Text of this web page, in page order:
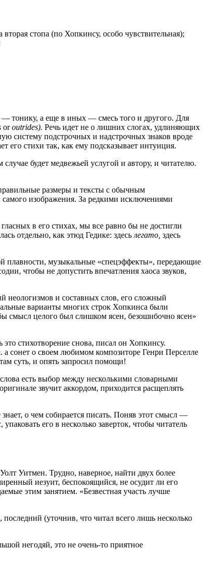
стопа (по Хопкинсу, особо чувствительная);
тонику, а еще в иных — смесь того и другого. Для
oroutrides). Речь идет не о лишних слогах, удлиняющих
систему подстрочных и надстрочных знаков вроде
его стихи так, как ему подсказывает интуиция.
будет медвежьей услугой и автору, и читателю.
размеры и тексты с обычным
изображения. За редкими исключениями
в его стихах, мы все равно бы не достигли
отдельно, как этюд Гедике: здесь легато, здесь
плавности, музыкальные «спецэффекты», передающие
чтобы не допустить впечатления хаоса звуков,
неологизмов и составных слов, его сложный
варианты многих строк Хопкинса были
смысл целого был слишком ясен, безошибочно ясен»
стихотворение снова, писал он Хопкинсу.
а сонет о своем любимом композиторе Генри Перселле
суть, и опять запросил помощи!
есть выбор между несколькими словарными
звучит аккордом, приходится расщеплять
о чем собирается писать. Поняв этот смысл —
его в несколько заверток, чтобы читатель
Уитмен. Трудно, наверное, найти двух более
иезуит, беспокоящийся, не осудит ли его
этим занятием. «Безвестная участь лучше
(уточнив, что читал всего лишь несколько
негодяй, это не очень-то приятное